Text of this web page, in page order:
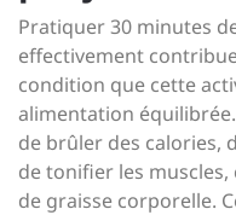
Pratiquer 30 minutes
effectivement
condition que cette
alimentation
de brûler des calories,
de tonifier les
de graisse corporelle.